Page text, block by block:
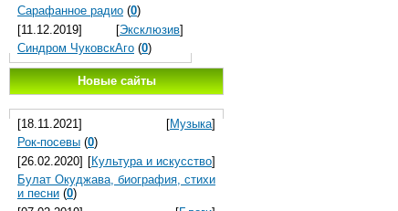
Сарафанное радио (0)
[11.12.2019]
[Эксклюзив]
Синдром ЧуковскАго (0)
Новые сайты
[18.11.2021] [Музыка]
Рок-посевы (0)
[26.02.2020] [Культура и искусство]
Булат Окуджава, биография, стихи
и песни (0)